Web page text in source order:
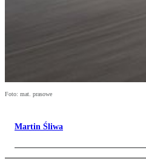
Foto: mat. prasowe
Martin Śliwa